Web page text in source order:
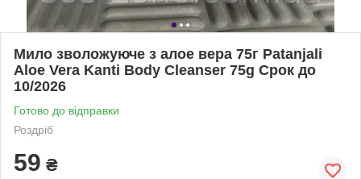
Мило зволожуюче з алое вера 75г Patanjali
Aloe Vera Kanti Body Cleanser 75g Срок до
10/2026
Готово до відправки
Роздріб
59 ₴